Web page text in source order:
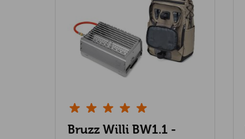
Bruzz Willi BW1.1 -